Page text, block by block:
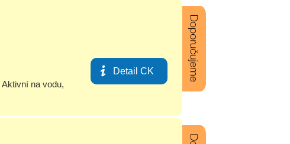
Aktivní na vodu,
Detail CK